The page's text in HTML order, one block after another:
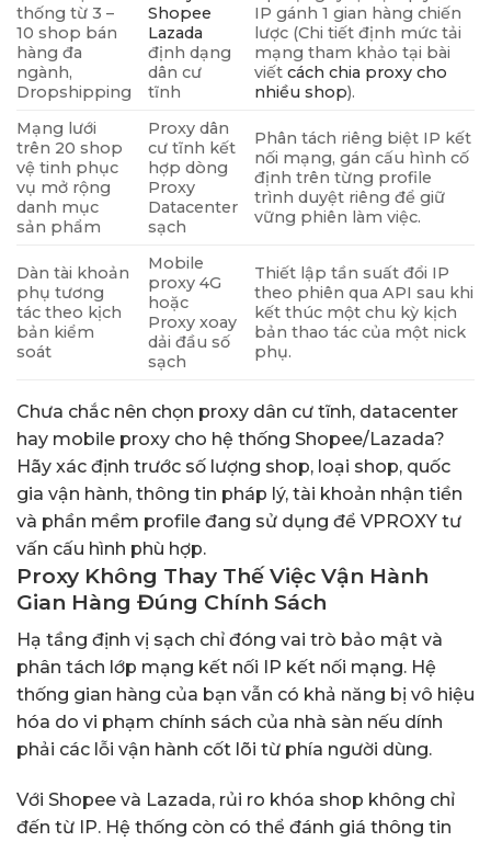
thống từ 3 –
10 shop bán
hàng đa
ngành,
Dropshipping
Shopee
Lazada
định dạng
dân cư
tĩnh
IP gánh 1 gian hàng chiến
lược (Chi tiết định mức tải
mạng tham khảo tại bài
viếtcách chia proxy cho
nhiều shop).
Mạng lưới
trên 20 shop
vệ tinh phục
vụ mở rộng
danh mục
sản phẩm
Proxy dân
cư tĩnh kết
hợp dòng
Proxy
Datacenter
sạch
Phân tách riêng biệt IP kết
nối mạng, gán cấu hình cố
định trên từng profile
trình duyệt riêng để giữ
vững phiên làm việc.
Dàn tài khoản
phụ tương
tác theo kịch
bản kiểm
soát
Mobile
proxy 4G
hoặc
Proxy xoay
dải đầu số
sạch
Thiết lập tần suất đổi IP
theo phiên qua API sau khi
kết thúc một chu kỳ kịch
bản thao tác của một nick
phụ.
Chưa chắc nên chọn proxy dân cư tĩnh, datacenter
hay mobile proxy cho hệ thống Shopee/Lazada?
Hãy xác định trước số lượng shop, loại shop, quốc
gia vận hành, thông tin pháp lý, tài khoản nhận tiền
và phần mềm profile đang sử dụng để VPROXY tư
vấn cấu hình phù hợp.
Proxy Không Thay Thế Việc Vận Hành
Gian Hàng Đúng Chính Sách
Hạ tầng định vị sạch chỉ đóng vai trò bảo mật và
phân tách lớp mạng kết nối IP kết nối mạng. Hệ
thống gian hàng của bạn vẫn có khả năng bị vô hiệu
hóa do vi phạm chính sách của nhà sàn nếu dính
phải các lỗi vận hành cốt lõi từ phía người dùng.
Với Shopee và Lazada, rủi ro khóa shop không chỉ
đến từ IP. Hệ thống còn có thể đánh giá thông tin